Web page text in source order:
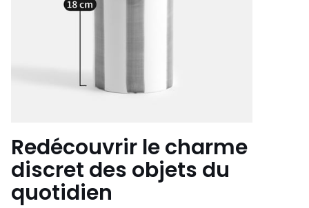
Redécouvrir le charme
discret des objets du
quotidien